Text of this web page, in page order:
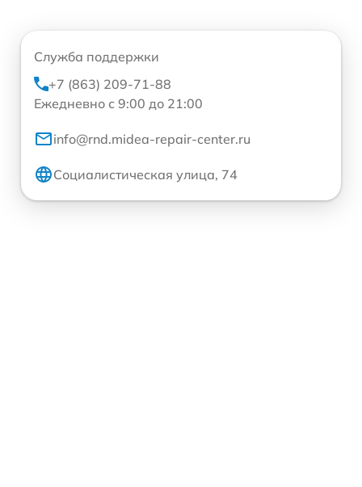
Служба поддержки
+7 (863) 209-71-88
Ежедневно с 9:00 до 21:00
info@rnd.midea-repair-center.ru
Социалистическая улица, 74